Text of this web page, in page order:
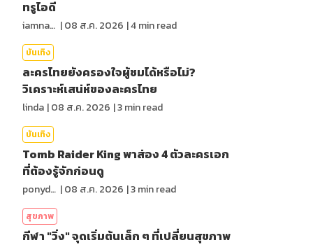
ทรูไอดี
iamnan23 |08 ส.ค. 2026 |4min read
บันเทิง
ละครไทยยังครองใจผู้ชมได้หรือไม่?
วิเคราะห์เสน่ห์ของละครไทย
linda |08 ส.ค. 2026 |3min read
บันเทิง
Tomb Raider King พาส่อง 4 ตัวละครเอก
ที่ต้องรู้จักก่อนดู
ponydiary |08 ส.ค. 2026 |3min read
สุขภาพ
กีฬา "วิ่ง" จุดเริ่มต้นเล็ก ๆ ที่เปลี่ยนสุขภาพ